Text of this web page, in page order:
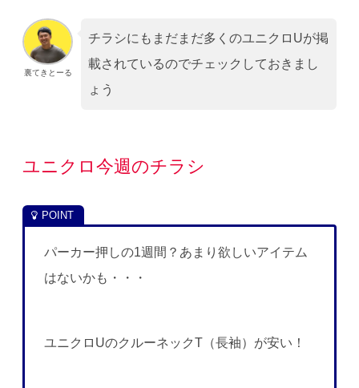
裏てきとーる
チラシにもまだまだ多くのユニクロUが掲
載されているのでチェックしておきまし
ょう
ユニクロ今週のチラシ
パーカー押しの1週間？あまり欲しいアイテム
はないかも・・・
ユニクロUのクルーネックT（長袖）が安い！